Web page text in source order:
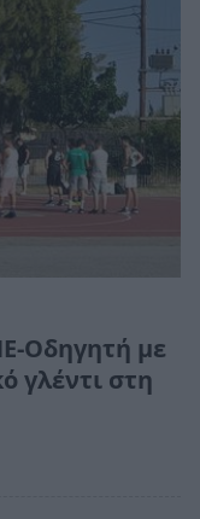
Οδηγητή με
γλέντι στη